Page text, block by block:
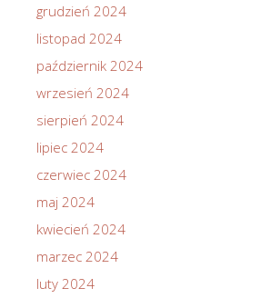
grudzień 2024
listopad 2024
październik 2024
wrzesień 2024
sierpień 2024
lipiec 2024
czerwiec 2024
maj 2024
kwiecień 2024
marzec 2024
luty 2024